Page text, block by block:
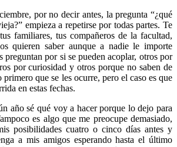
por no decir antes, la pregunta “¿qué
empieza a repetirse por todas partes. Te
familiares, tus compañeros de la facultad,
quieren saber aunque a nadie le importe
preguntan por si se pueden acoplar, otros por
por curiosidad y otros porque no saben de
que se les ocurre, pero el caso es que
en estas fechas.
año sé qué voy a hacer porque lo dejo para
es algo que me preocupe demasiado,
posibilidades cuatro o cinco días antes y
a mis amigos esperando hasta el último